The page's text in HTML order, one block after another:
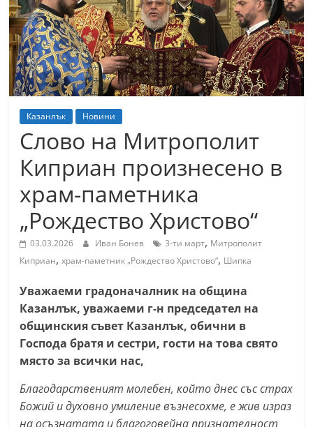
т
К
а
з
а
н
ъ
к
и
б
л
а
с
т
С
т
а
р
а
З
Казанлък Новини
Слово на Митрополит
Киприан произнесено в
храм-паметника
„Рождество Христово“
03.03.2026 Иван Бонев 3-ти март, Митрополит
Киприан,храм-паметник „Рождество Христово“, Шипка
Уважаеми градоначалник на община
Казанлък, уважаеми г-н председател на
общинския съвет Казанлък, обични в
Господа братя и сестри, гости на това свято
място за всички нас,
Благодарственият молебен, който днес със страх
Божий и духовно умиление възнесохме, е жив израз
на осъзнатата и благоговейна признателност